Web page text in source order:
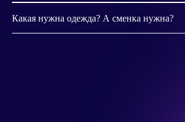
Какая нужна одежда? А сменка нужна?